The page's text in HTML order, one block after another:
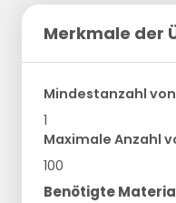
Merkmale der
Mindestanzahl
1
Maximale Anzahl
100
Benötigte